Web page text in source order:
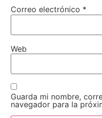
Correo electrónico *
Web
Guarda mi nombre,
navegador para la